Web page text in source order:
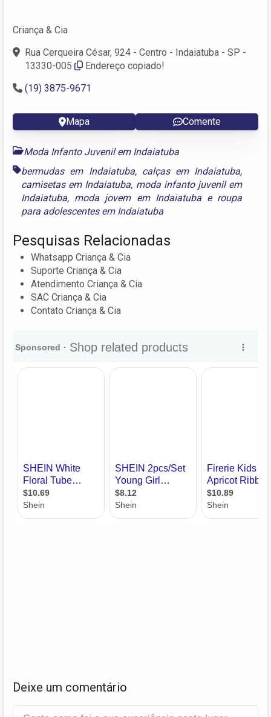
Criança & Cia
Rua Cerqueira César, 924 - Centro - Indaiatuba - SP -
13330-005
Endereço copiado!
(19) 3875-9671
Mapa Comente
Moda Infanto Juvenil em Indaiatuba
bermudas em Indaiatuba, calças em Indaiatuba,
camisetas em Indaiatuba, moda infanto juvenil em
Indaiatuba, moda jovem em Indaiatubae roupa
para adolescentes em Indaiatuba
Pesquisas Relacionadas
Whatsapp Criança & Cia
Suporte Criança & Cia
Atendimento Criança & Cia
SAC Criança & Cia
Contato Criança & Cia
Deixe um comentário